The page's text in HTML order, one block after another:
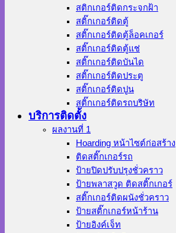
สติกเกอร์ติดกระจกฝ้า
สติ๊กเกอร์ติดตู้
สติ๊กเกอร์ติดตู้ล็อคเกอร์
สติ๊กเกอร์ติดตู้แช่
สติ๊กเกอร์ติดบันได
สติ๊กเกอร์ติดประตู
สติ๊กเกอร์ติดปูน
สติ๊กเกอร์ติดรถบริษัท
บริการติดตั้ง
ผลงานที่ 1
Hoarding หน้าไซต์ก่อสร้าง
ติดสติ๊กเกอร์รถ
ป้ายปิดปรับปรุงชั่วคราว
ป้ายพลาสวูด ติดสติ๊กเกอร์
สติ๊กเกอร์ติดผนังชั่วคราว
ป้ายสติ๊กเกอร์หน้าร้าน
ป้ายอิงค์เจ็ท